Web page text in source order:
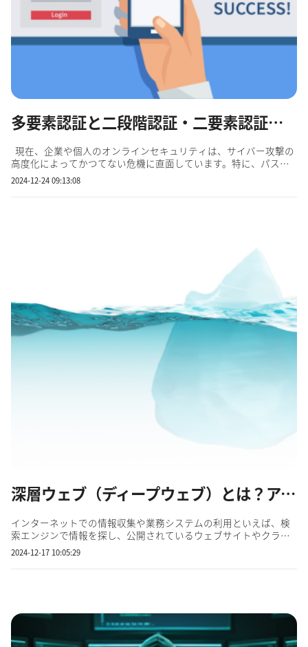
多要素認証と二段階認証・二要素認証の違いをわかりやすく解説
現在、企業や個人のオンラインセキュリティは、サイバー攻撃の
高度化によってかつてない危機に直面しています。特に、パスワ
ードに依存した従来のセキュリティ対策では、情報漏洩や不正ア
クセスのリスクが増加する一方です。 このような状況において、
2024-12-24 09:13:08
深層ウェブ（ディープウェブ）とは？アクセス方法やダークウェブとの違いまで解説
インターネットでの情報収集や業務システムの利用といえば、検
索エンジンで情報を探し、公開されているウェブサイトやクラウ
ドツールにアクセスするのが一般的です。しかし、企業の情報管
理やシステム運用の現場では、検索エンジンには表示されない
2024-12-17 10:05:29